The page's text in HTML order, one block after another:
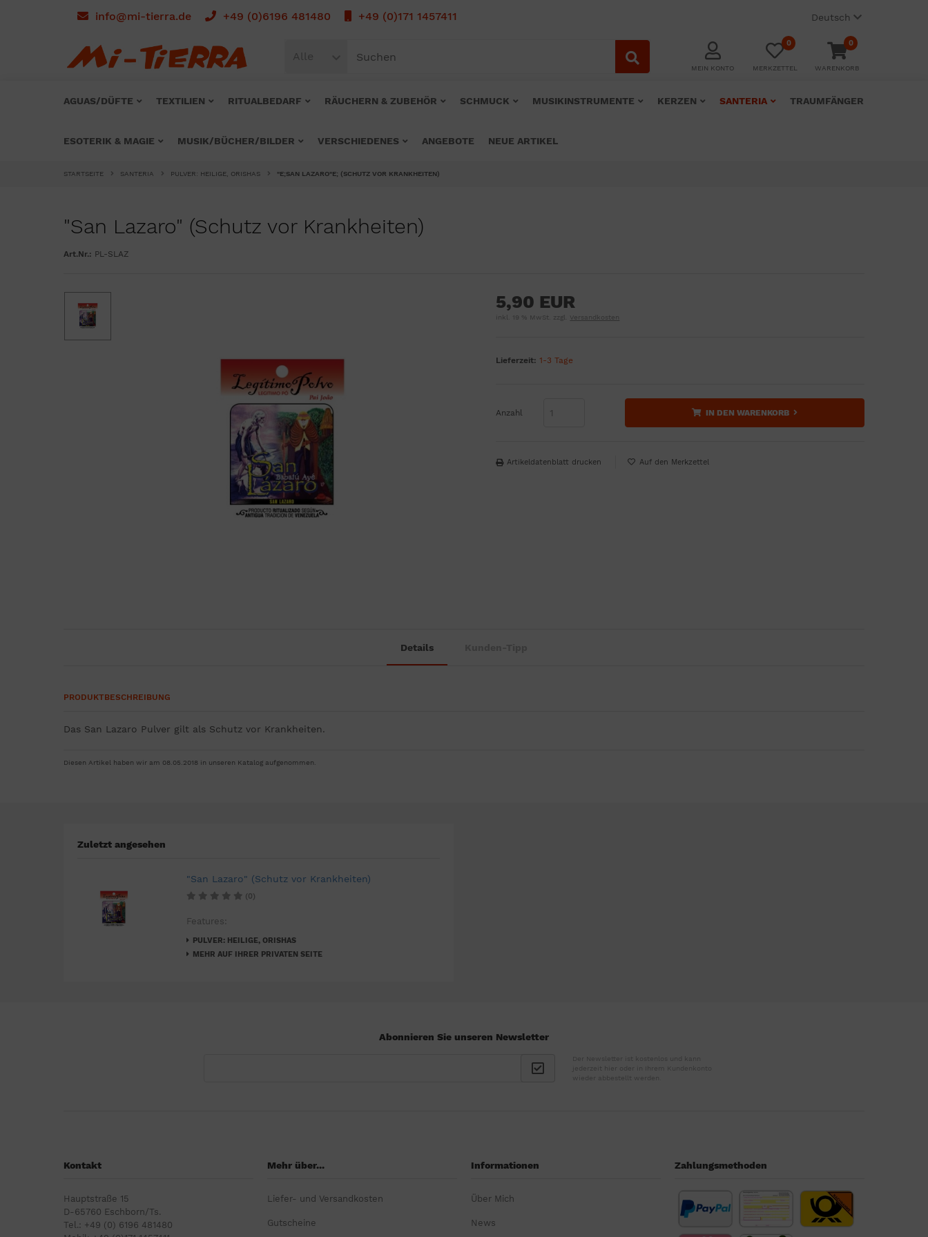
info@mi-tierra.de +49 (0)6196 481480 +49 (0)171 1457411 Deutsch
Alle
MEIN KONTO
0
MERKZETTEL
0
WARENKORB
AGUAS/DÜFTE TEXTILIEN RITUALBEDARF RÄUCHERN & ZUBEHÖR SCHMUCK MUSIKINSTRUMENTE KERZEN SANTERIA TRAUMFÄNGER
ESOTERIK & MAGIE MUSIK/BÜCHER/BILDER VERSCHIEDENES ANGEBOTE NEUE ARTIKEL
STARTSEITE SANTERIA PULVER: HEILIGE, ORISHAS "E;SAN LAZARO"E; (SCHUTZ VOR KRANKHEITEN)
"San Lazaro" (Schutz vor Krankheiten)
Art.Nr.: PL-SLAZ
5,90 EUR
inkl. 19 % MwSt. zzgl. Versandkosten
Lieferzeit: 1-3 Tage
Anzahl IN DEN WARENKORB
Artikeldatenblatt drucken
Details
PRODUKTBESCHREIBUNG
Das San Lazaro Pulver gilt als Schutz vor Krankheiten.
Diesen Artikel haben wir am 08.05.2018 in unseren Katalog aufgenommen.
Zuletzt angesehen
"San Lazaro" (Schutz vor Krankheiten)
(0)
Features:
PULVER: HEILIGE, ORISHAS
MEHR AUF IHRER PRIVATEN SEITE
Abonnieren Sie unseren Newsletter
Der Newsletter ist kostenlos und kann
jederzeit hier oder in Ihrem Kundenkonto
wieder abbestellt werden.
Kontakt
Hauptstraße 15
D-65760 Eschborn/Ts.
Tel.: +49 (0) 6196 481480
Mehr über...
Liefer- und Versandkosten
Gutscheine
Informationen
Über Mich
News
Zahlungsmethoden